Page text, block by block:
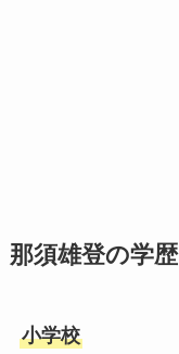
那須雄登の学歴
小学校